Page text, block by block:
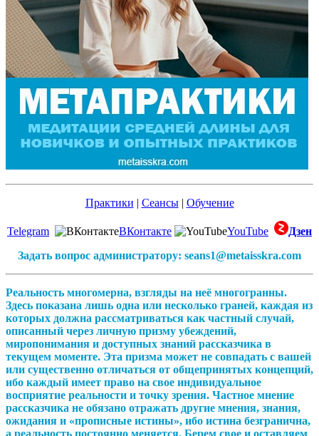
Практики | Сеансы| Обучение
Telegram ВКонтакте YouTube
Дзен
Задать вопрос администратору: seans1@metaisskra.com
Реальность многомерна, взгляды на неё многогранны.
Здесь показана лишь одна или несколько граней, каждая из
которых должна рассматриваться как частный случай,
описанный через личную призму убеждений,
миропонимания и доступных знаний рассказчика в
текущем моменте. Эта призма может не совпадать с вашей
или существенно отличаться от общепринятых концепций,
ибо каждый имеет право на свое индивидуальное
восприятие реальности и точку зрения. Частное мнение
рассказчика не обязано отражать другие мнения, знания,
ожидания и «прописные истины», ибо истина безгранична,